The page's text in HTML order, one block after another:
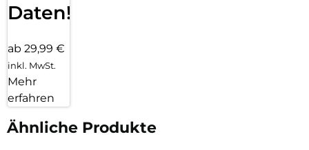
Daten!
ab 29,99 €
inkl. MwSt.
Mehr
erfahren
Ähnliche Produkte